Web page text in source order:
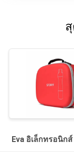
Eva อิเล็กทรอนิก